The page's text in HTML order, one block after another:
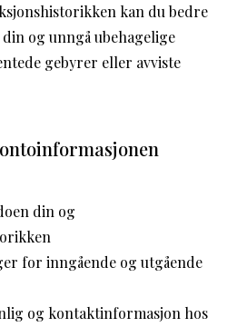
kan du bedre
og unngå ubehagelige
gebyrer eller avviste
din og
for inngående og utgående
og kontaktinformasjon hos